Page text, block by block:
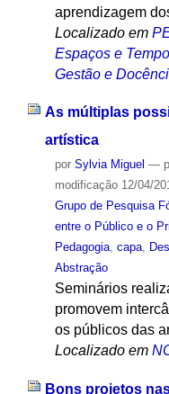
aprendizagem
Localizado em
Espaços e
Gestão e
As múltiplas
artística
por Sylvia Miguel —
modificação12/04/
Grupo de Pesquisa
entre o Público e o
Pedagogia, capa,
Abstração
Seminários
promovem
os públicos das
Localizado em
Bons projetos